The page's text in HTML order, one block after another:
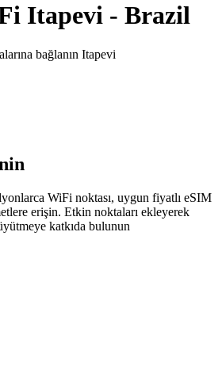
Itapevi - Brazil
bağlanın Itapevi
WiFi noktası, uygun fiyatlı eSIM
erişin. Etkin noktaları ekleyerek
katkıda bulunun